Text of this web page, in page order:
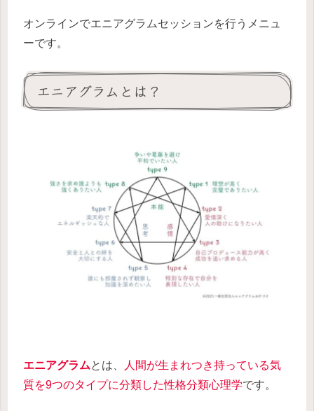
オンラインでエニアグラムセッションを行うメニュ
ーです。
エニアグラムとは？
エニアグラムとは、
人間が生まれつき持っている気
質を9つのタイプに分類した性格分類心理学です。